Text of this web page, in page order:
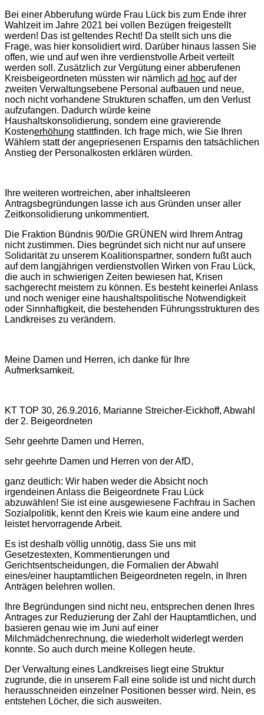
Bei einer Abberufung würde Frau Lück bis zum Ende ihrer
Wahlzeit im Jahre 2021 bei vollen Bezügen freigestellt
werden! Das ist geltendes Recht! Da stellt sich uns die
Frage, was hier konsolidiert wird. Darüber hinaus lassen Sie
offen, wie und auf wen ihre verdienstvolle Arbeit verteilt
werden soll. Zusätzlich zur Vergütung einer abberufenen
Kreisbeigeordneten müssten wir nämlich ad hoc auf der
zweiten Verwaltungsebene Personal aufbauen und neue,
noch nicht vorhandene Strukturen schaffen, um den Verlust
aufzufangen. Dadurch würde keine
Haushaltskonsolidierung, sondern eine gravierende
Kostenerhöhung stattfinden. Ich frage mich, wie Sie Ihren
Wählern statt der angepriesenen Ersparnis den tatsächlichen
Anstieg der Personalkosten erklären würden.
Ihre weiteren wortreichen, aber inhaltsleeren
Antragsbegründungen lasse ich aus Gründen unser aller
Zeitkonsolidierung unkommentiert.
Die Fraktion Bündnis 90/Die GRÜNEN wird Ihrem Antrag
nicht zustimmen. Dies begründet sich nicht nur auf unsere
Solidarität zu unserem Koalitionspartner, sondern fußt auch
auf dem langjährigen verdienstvollen Wirken von Frau Lück,
die auch in schwierigen Zeiten bewiesen hat, Krisen
sachgerecht meistern zu können. Es besteht keinerlei Anlass
und noch weniger eine haushaltspolitische Notwendigkeit
oder Sinnhaftigkeit, die bestehenden Führungsstrukturen des
Landkreises zu verändern.
Meine Damen und Herren, ich danke für Ihre
Aufmerksamkeit.
KT TOP 30, 26.9.2016, Marianne Streicher-Eickhoff, Abwahl
der 2. Beigeordneten
Sehr geehrte Damen und Herren,
sehr geehrte Damen und Herren von der AfD,
ganz deutlich: Wir haben weder die Absicht noch
irgendeinen Anlass die Beigeordnete Frau Lück
abzuwählen! Sie ist eine ausgewiesene Fachfrau in Sachen
Sozialpolitik, kennt den Kreis wie kaum eine andere und
leistet hervorragende Arbeit.
Es ist deshalb völlig unnötig, dass Sie uns mit
Gesetzestexten, Kommentierungen und
Gerichtsentscheidungen, die Formalien der Abwahl
eines/einer hauptamtlichen Beigeordneten regeln, in Ihren
Anträgen belehren wollen.
Ihre Begründungen sind nicht neu, entsprechen denen Ihres
Antrages zur Reduzierung der Zahl der Hauptamtlichen, und
basieren genau wie im Juni auf einer
Milchmädchenrechnung, die wiederholt widerlegt werden
konnte. So auch durch meine Kollegen heute.
Der Verwaltung eines Landkreises liegt eine Struktur
zugrunde, die in unserem Fall eine solide ist und nicht durch
herausschneiden einzelner Positionen besser wird. Nein, es
entstehen Löcher, die sich ausweiten.